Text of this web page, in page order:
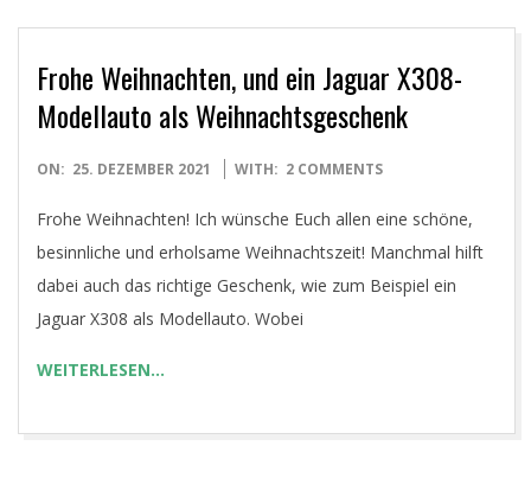
Frohe Weihnachten, und ein Jaguar X308-
Modellauto als Weihnachtsgeschenk
2021-
ON: 25. DEZEMBER 2021 WITH: 2 COMMENTS
Frohe Weihnachten! Ich wünsche Euch allen eine schöne,
besinnliche und erholsame Weihnachtszeit! Manchmal hilft
dabei auch das richtige Geschenk, wie zum Beispiel ein
Jaguar X308 als Modellauto. Wobei
WEITERLESEN…